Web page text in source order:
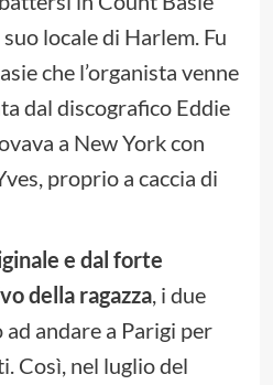
locale di Harlem. Fu
che l’organista venne
dal discografico Eddie
a New York con
proprio a caccia di
e dal forte
della ragazza, i due
andare a Parigi per
Così, nel luglio del